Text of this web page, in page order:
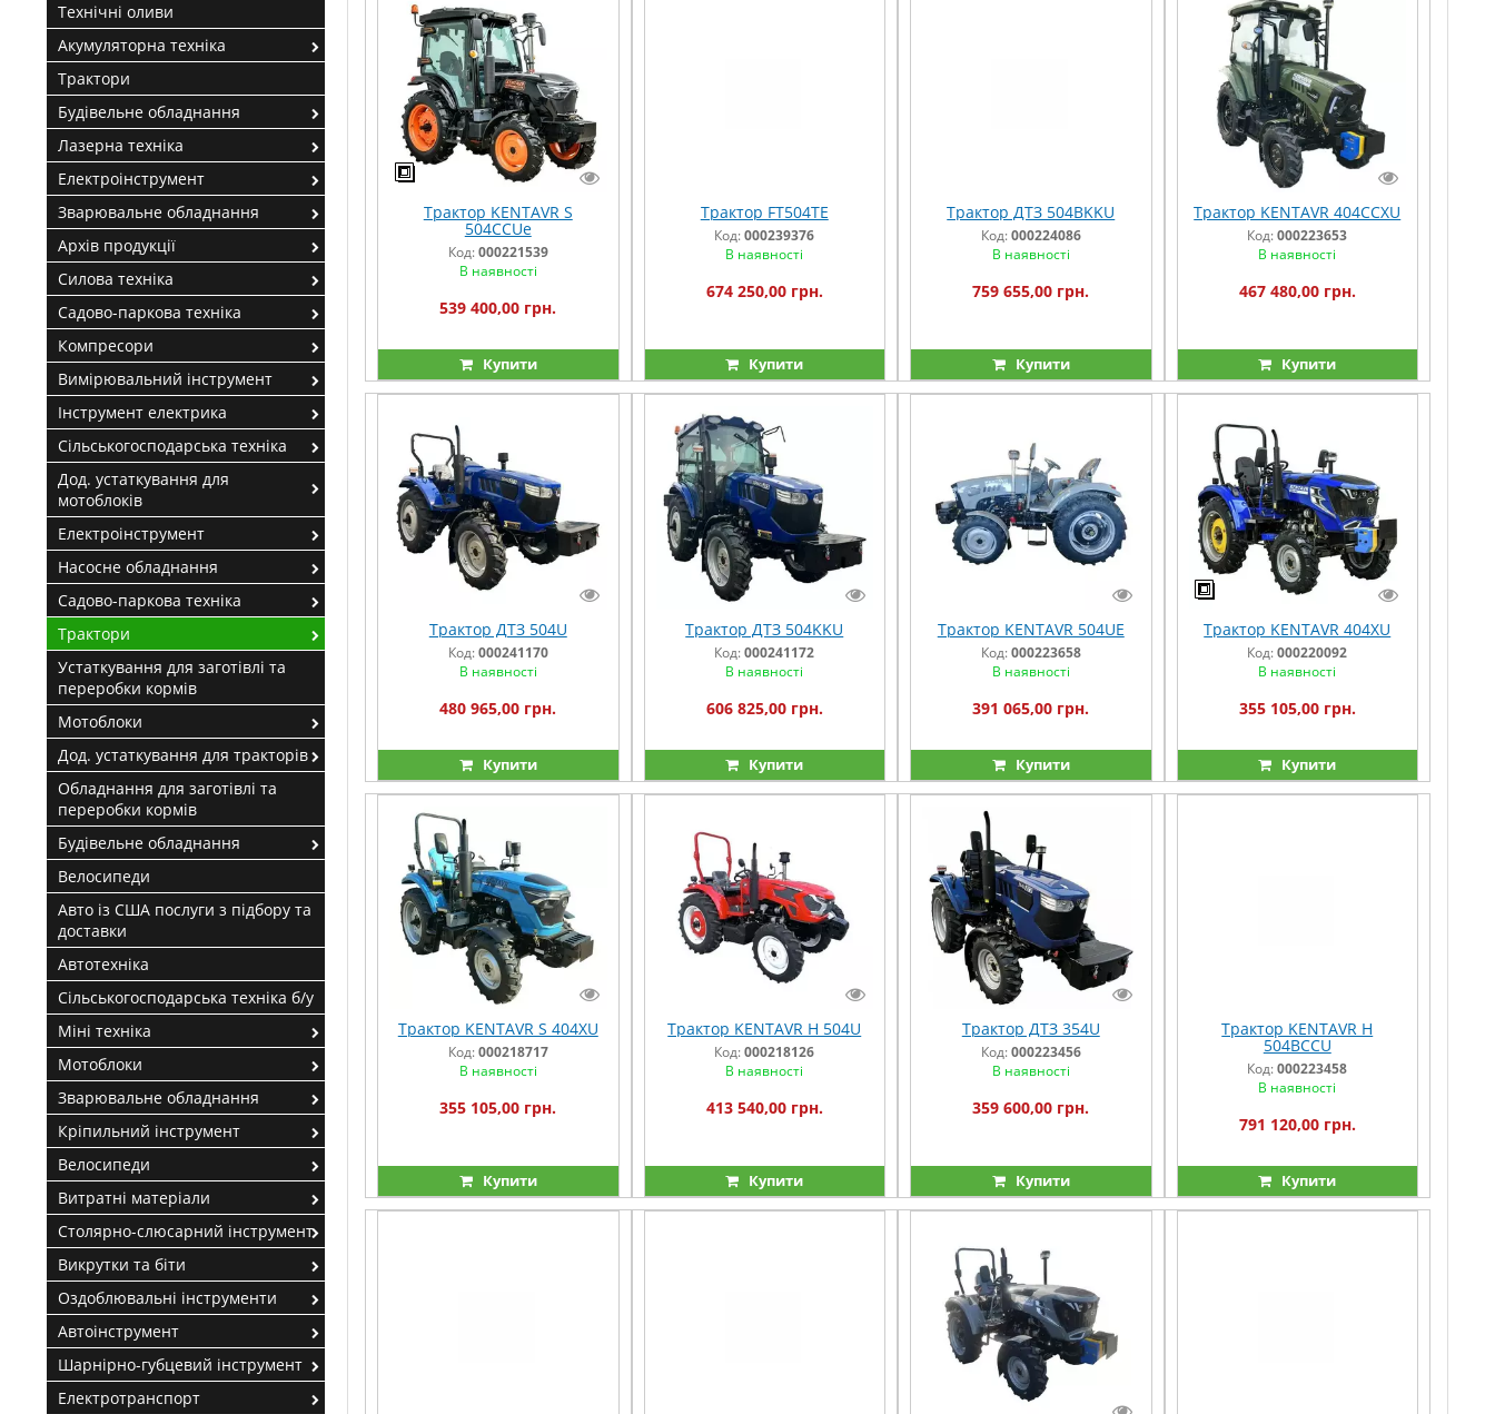
Трактор KENTAVR S
504CСUе
Код:000221539
В наявності
539 400,00 грн.
Купити
Трактор FT504TE
Код:000239376
В наявності
674 250,00 грн.
Купити
Трактор ДТЗ 504BKKU
Код:000224086
В наявності
759 655,00 грн.
Купити
Трактор KENTAVR 404CCXU
Код:000223653
В наявності
467 480,00 грн.
Купити
Трактор ДТЗ 504U
Код:000241170
В наявності
480 965,00 грн.
Купити
Трактор ДТЗ 504KKU
Код:000241172
В наявності
606 825,00 грн.
Купити
Трактор KENTAVR 504UE
Код:000223658
В наявності
391 065,00 грн.
Купити
Трактор KENTAVR 404XU
Код:000220092
В наявності
355 105,00 грн.
Купити
Трактор KENTAVR S 404XU
Код:000218717
В наявності
355 105,00 грн.
Купити
Трактор KENTAVR H 504U
Код:000218126
В наявності
413 540,00 грн.
Купити
Трактор ДТЗ 354U
Код:000223456
В наявності
359 600,00 грн.
Купити
Трактор KENTAVR H
504BCCU
Код:000223458
В наявності
791 120,00 грн.
Купити
Технічні оливи
Акумуляторна техніка
Трактори
Будівельне обладнання
Лазерна техніка
Електроінструмент
Зварювальне обладнання
Архів продукції
Силова техніка
Садово-паркова техніка
Компресори
Вимірювальний інструмент
Інструмент електрика
Сільськогосподарська техніка
Дод. устаткування для
мотоблоків
Електроінструмент
Насосне обладнання
Садово-паркова техніка
Трактори
Устаткування для заготівлі та
переробки кормів
Мотоблоки
Дод. устаткування для тракторів
Обладнання для заготівлі та
переробки кормів
Будівельне обладнання
Велосипеди
Авто із США послуги з підбору та
доставки
Автотехніка
Сільськогосподарська техніка б/у
Міні техніка
Мотоблоки
Зварювальне обладнання
Кріпильний інструмент
Велосипеди
Витратні матеріали
Столярно-слюсарний інструмент
Викрутки та біти
Оздоблювальні інструменти
Автоінструмент
Шарнірно-губцевий інструмент
Електротранспорт